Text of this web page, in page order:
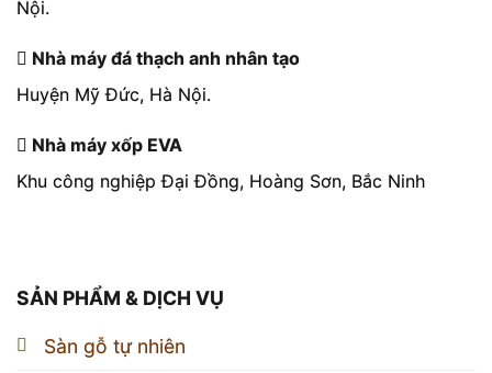
Nội.
Nhà máy đá thạch anh nhân tạo
Huyện Mỹ Đức, Hà Nội.
Nhà máy xốp EVA
Khu công nghiệp Đại Đồng, Hoàng Sơn, Bắc Ninh
SẢN PHẨM & DỊCH VỤ
Sàn gỗ tự nhiên